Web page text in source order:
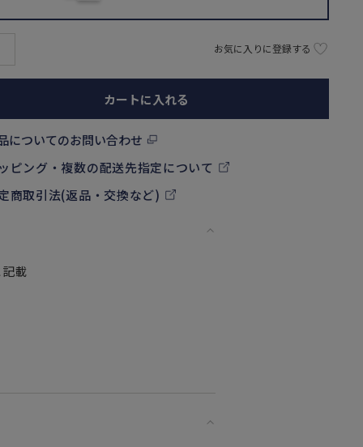
お気に入りに登録する
カートに入れる
についてのお問い合わせ
ピング・複数の配送先指定について
商取引法(返品・交換など)
載